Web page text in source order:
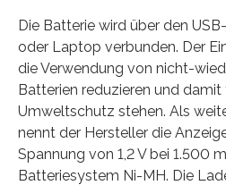
Die Batterie wird über den
oder Laptop verbunden. Der
die Verwendung von nicht-
Batterien reduzieren und
Umweltschutz stehen. Als
nennt der Hersteller die
Spannung von 1,2 V bei 1.500
Batteriesystem Ni-MH. Die